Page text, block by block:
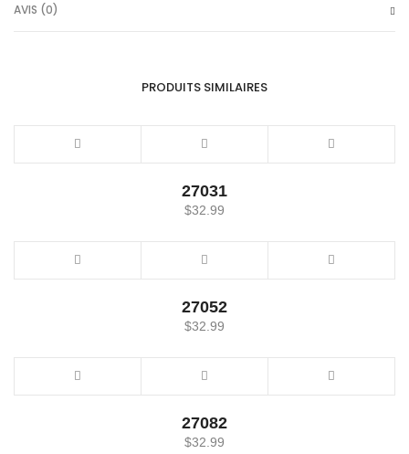
AVIS (0)
PRODUITS SIMILAIRES
27031
$32.99
27052
$32.99
27082
$32.99